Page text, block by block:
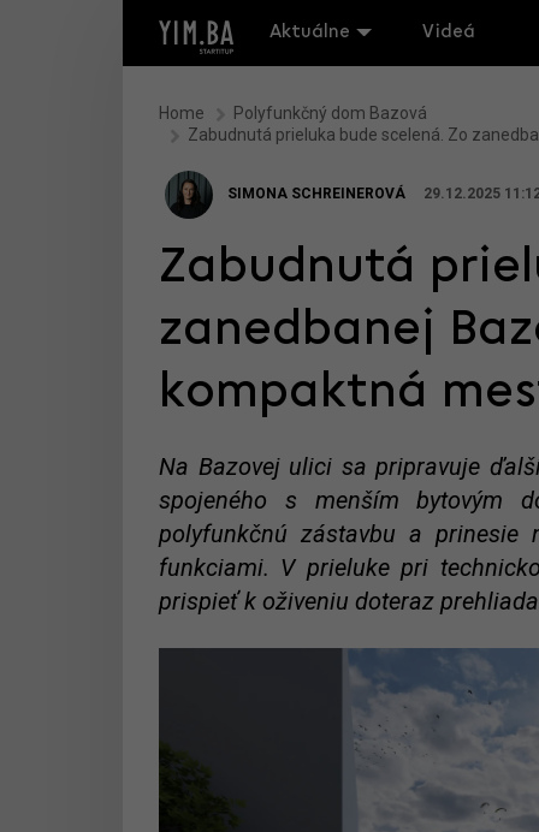
Aktuálne Videá
Home
Polyfunkčný dom Bazová
Zabudnutá prieluka bude scelená. Zo
SIMONA SCHREINEROVÁ 29.12.2025
Zabudnutá
zanedbanej
kompaktná
Na Bazovej ulici sa pripravuje
spojeného s menším bytovým
polyfunkčnú zástavbu a prinesie
funkciami. V prieluke pri
prispieť k oživeniu doteraz